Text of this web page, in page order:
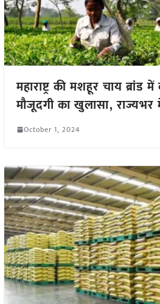
महाराष्ट्र की मशहूर चाय ब्रांड
मौजूदगी का खुलासा, राज्यभर
October 1, 2024